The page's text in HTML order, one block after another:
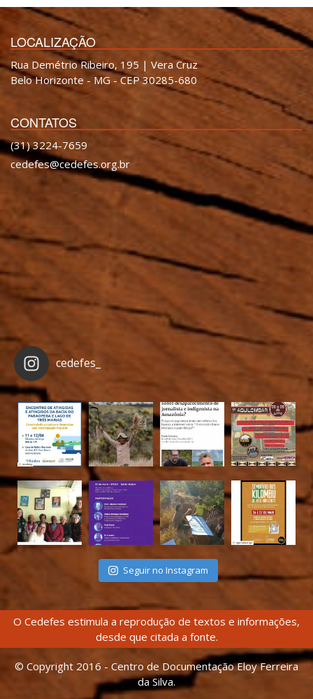
LOCALIZAÇÃO
Rua Demétrio Ribeiro, 195 | Vera Cruz
Belo Horizonte - MG - CEP 30285-680
CONTATOS
(31) 3224-7659
cedefes@cedefes.org.br
cedefes_
Seguir no Instagram
O Cedefes estimula a reprodução de textos e informações,
desde que citada a fonte.
© Copyright 2016 - Centro de Documentação Eloy Ferreira
da Silva.